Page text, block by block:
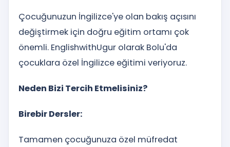
Çocuğunuzun İngilizce'ye olan bakış açısını
değiştirmek için doğru eğitim ortamı çok
önemli. EnglishwithUgur olarak Bolu'da
çocuklara özel İngilizce eğitimi veriyoruz.
Neden Bizi Tercih Etmelisiniz?
Birebir Dersler:
Tamamen çocuğunuza özel müfredat